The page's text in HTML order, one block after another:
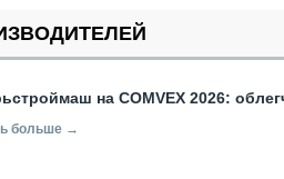
на COMVEX 2026:
больше →